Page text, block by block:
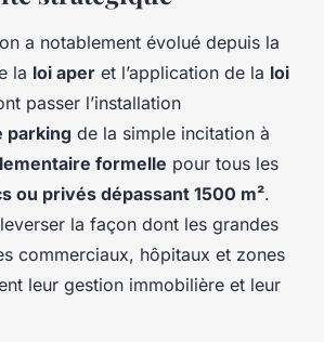
a notablement évolué depuis la
la loi aper et l’application de la loi
passer l’installation
parking de la simple incitation à
formelle pour tous les
ou privés dépassant 1500 m².
la façon dont les grandes
commerciaux, hôpitaux et zones
leur gestion immobilière et leur